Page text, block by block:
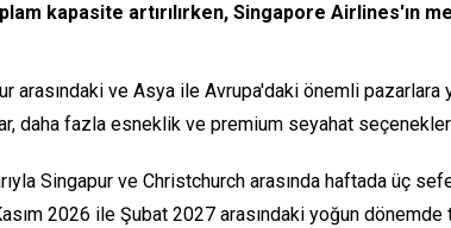
kapasite artırılırken, Singapore Airlines'ın
ve Asya ile Avrupa'daki önemli pazarlara
daha fazla esneklik ve premium seyahat
Singapur ve Christchurch arasında haftada üç
2026 ile Şubat 2027 arasındaki yoğun